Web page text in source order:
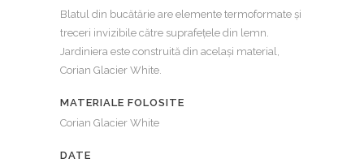
Blatul din bucătărie are elemente termoformate și
treceri invizibile către suprafețele din lemn.
Jardiniera este construită din același material,
Corian Glacier White.
MATERIALE FOLOSITE
Corian Glacier White
DATE